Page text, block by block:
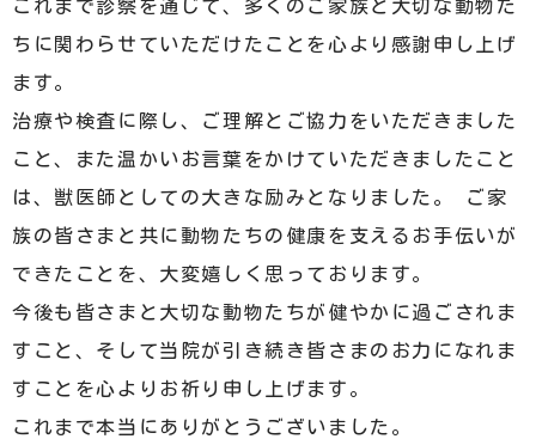
これまで診察を通じて、多くのご家族と大切な動物た
ちに関わらせていただけたことを心より感謝申し上げ
ます。
治療や検査に際し、ご理解とご協力をいただきました
こと、また温かいお言葉をかけていただきましたこと
は、獣医師としての大きな励みとなりました。
ご家
族の皆さまと共に動物たちの健康を支えるお手伝いが
できたことを、大変嬉しく思っております。
今後も皆さまと大切な動物たちが健やかに過ごされま
すこと、そして当院が引き続き皆さまのお力になれま
すことを心よりお祈り申し上げます。
これまで本当にありがとうございました。